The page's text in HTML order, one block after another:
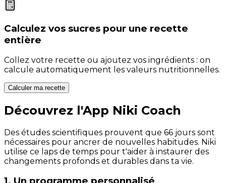
Calculez vos sucres pour une recette
entière
Collez votre recette ou ajoutez vos ingrédients : on
calcule automatiquement les valeurs nutritionnelles.
Calculer ma recette
Découvrez l'App Niki Coach
Des études scientifiques prouvent que 66 jours sont
nécessaires pour ancrer de nouvelles habitudes. Niki
utilise ce laps de temps pour t'aider à instaurer des
changements profonds et durables dans ta vie.